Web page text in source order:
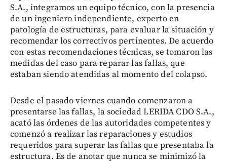
S.A., integramos un equipo técnico, con la presencia
de un ingeniero independiente, experto en
patología de estructuras, para evaluar la situación y
recomendar los correctivos pertinentes. De acuerdo
con estas recomendaciones técnicas, se tomaron las
medidas del caso para reparar las fallas, que
estaban siendo atendidas al momento del colapso.
Desde el pasado viernes cuando comenzaron a
presentarse las fallas, la sociedad LERIDA CDO S.A.,
acató las órdenes de las autoridades competentes y
comenzó a realizar las reparaciones y estudios
requeridos para superar las fallas que presentaba la
estructura. Es de anotar que nunca se minimizó la